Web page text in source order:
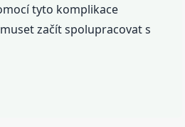
tyto komplikace
začít spolupracovat s